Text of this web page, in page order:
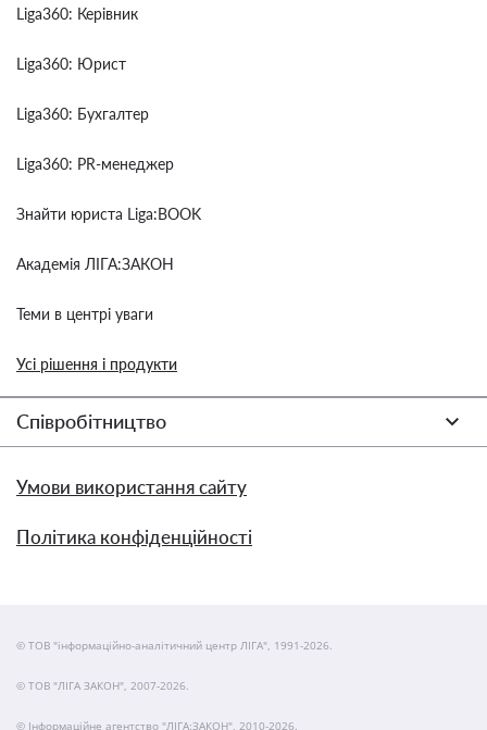
Liga360: Керівник
Liga360: Юрист
Liga360: Бухгалтер
Liga360: PR-менеджер
Знайти юриста Liga:BOOK
Академія ЛІГА:ЗАКОН
Теми в центрі уваги
Усі рішення і продукти
Співробітництво
Умови використання сайту
Політика конфіденційності
© ТОВ "інформаційно-аналітичний центр ЛІГА", 1991-2026.
© ТОВ "ЛІГА ЗАКОН", 2007-2026.
© Інформаційне агентство "ЛІГА:ЗАКОН", 2010-2026.